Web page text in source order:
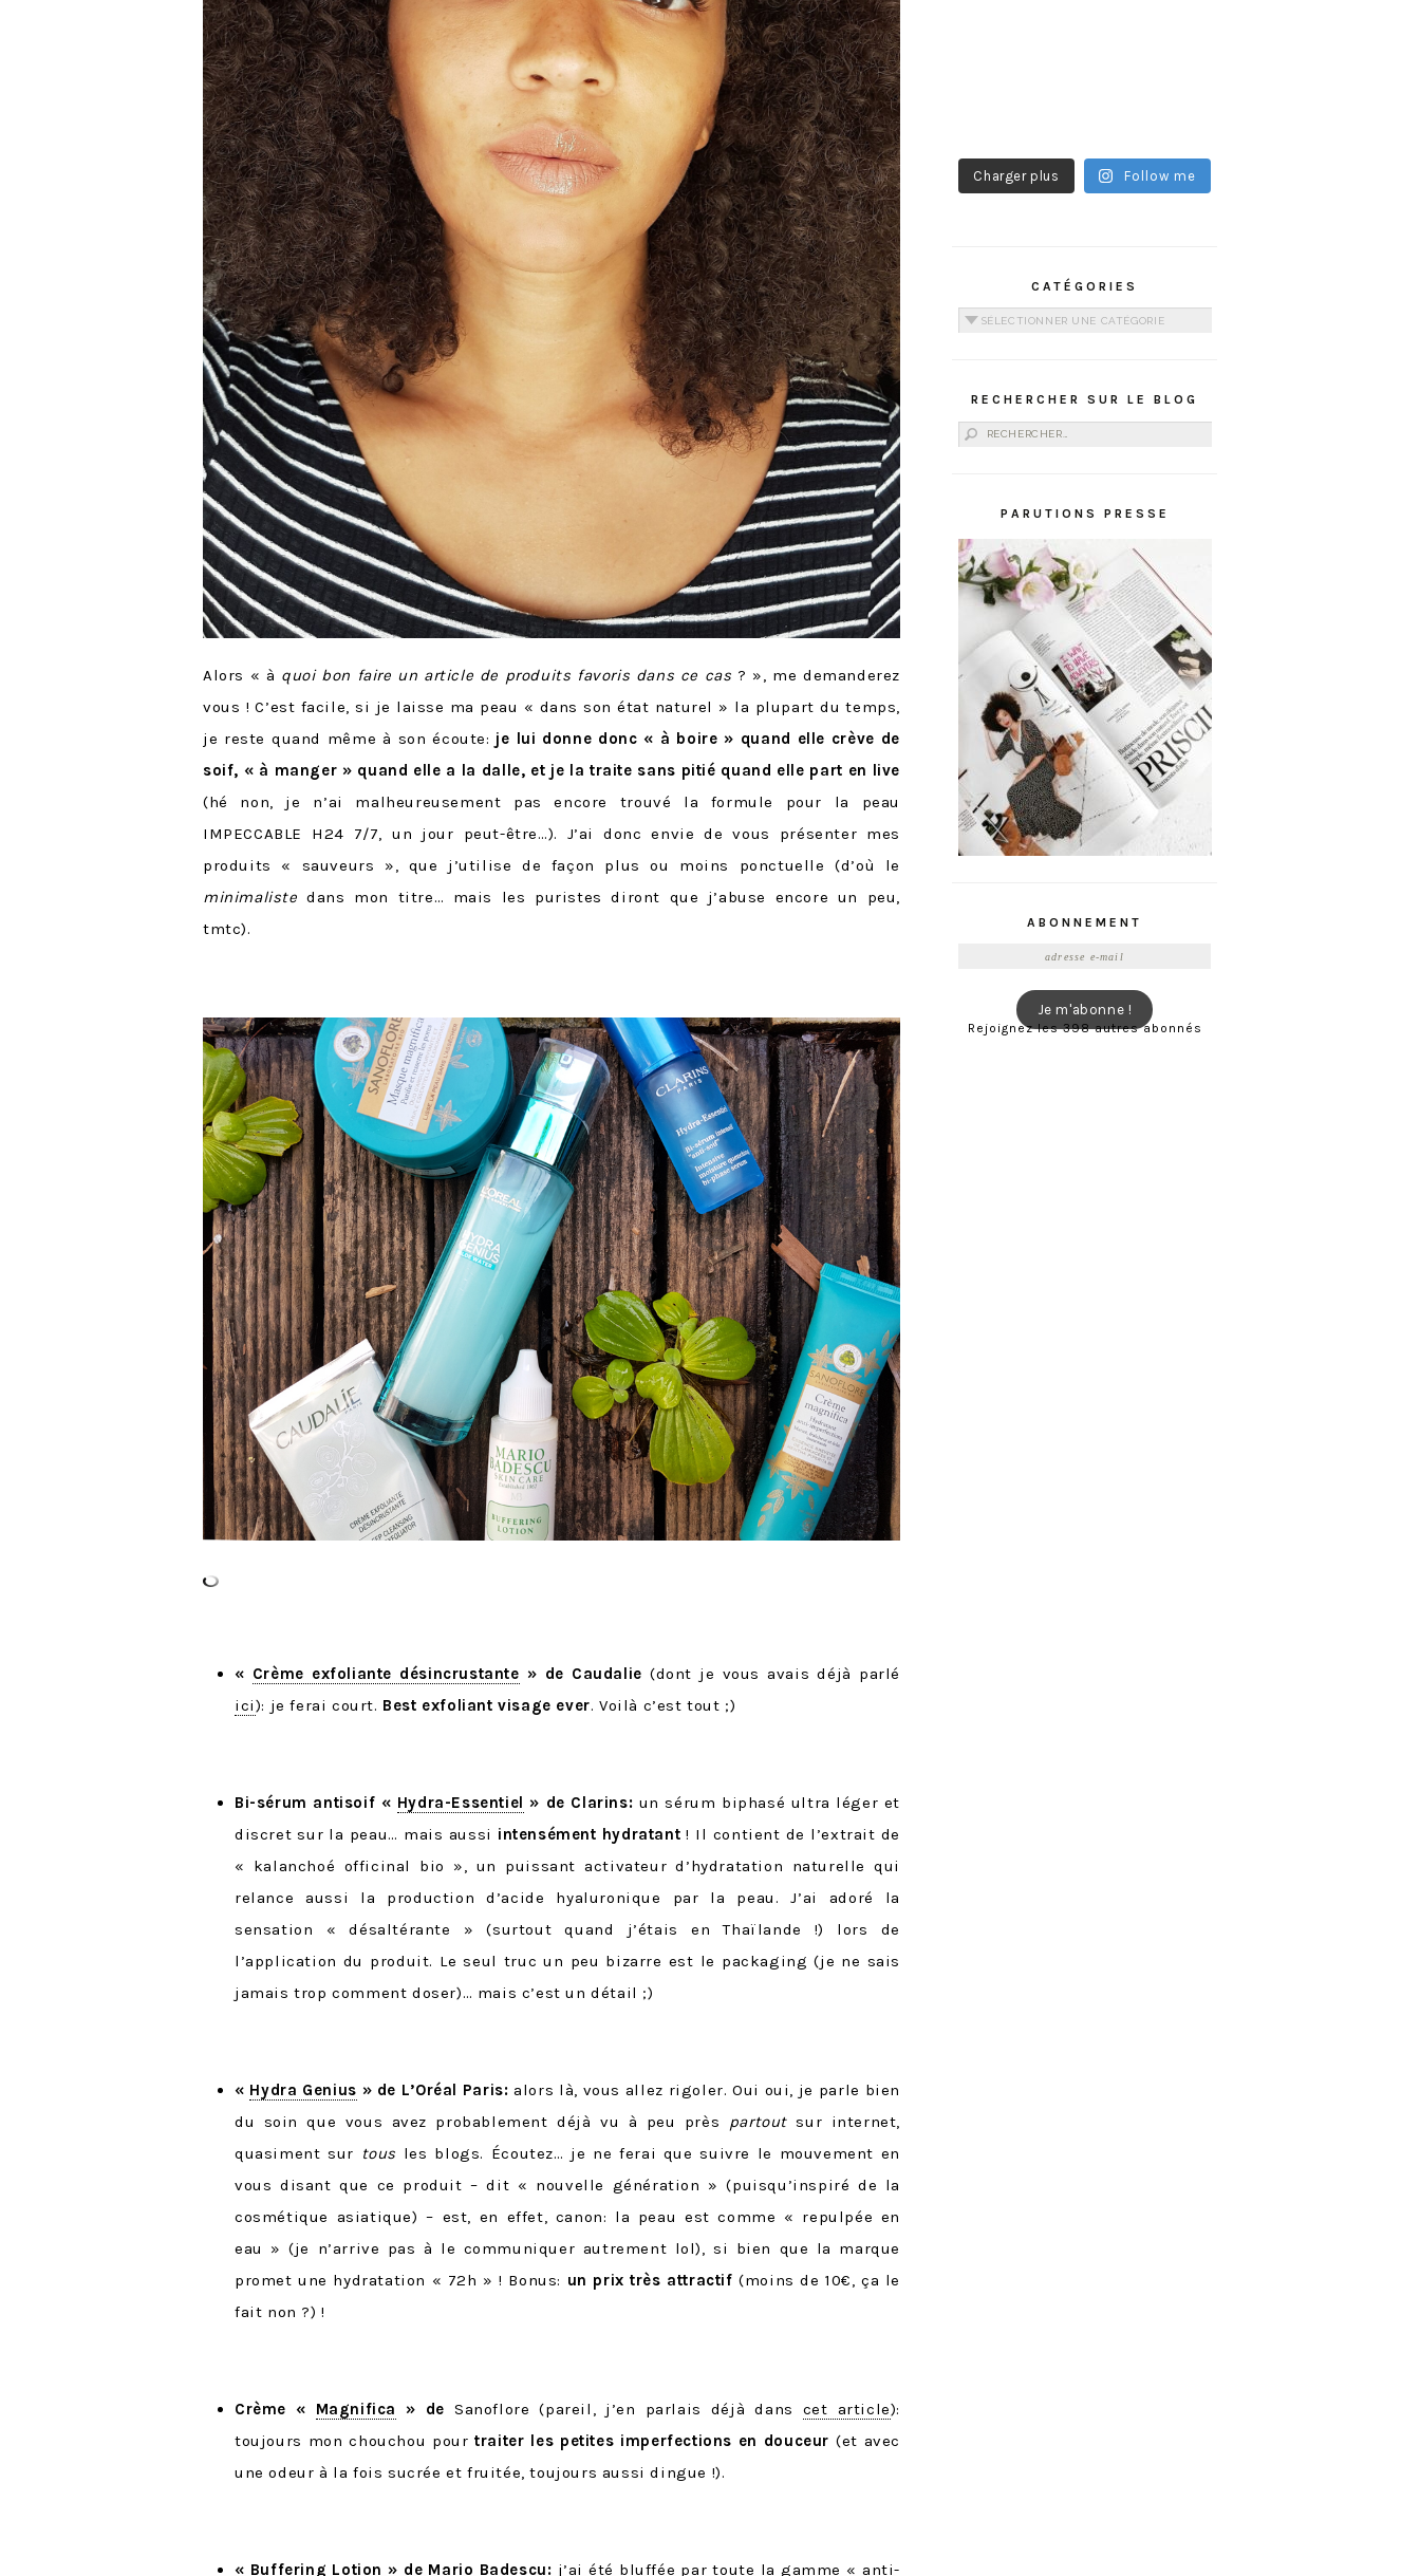
Alors « à quoi bon faire un article de produits favoris dans ce cas ? », me demanderez
vous ! C’est facile, si je laisse ma peau « dans son état naturel » la plupart du temps,
je reste quand même à son écoute: je lui donne donc « à boire » quand elle crève de
soif, « à manger » quand elle a la dalle, et je la traite sans pitié quand elle part en live
(hé non, je n’ai malheureusement pas encore trouvé la formule pour la peau
IMPECCABLE H24 7/7, un jour peut-être…). J’ai donc envie de vous présenter mes
produits « sauveurs », que j’utilise de façon plus ou moins ponctuelle (d’où le
minimaliste dans mon titre… mais les puristes diront que j’abuse encore un peu,
tmtc).
« Crème exfoliante désincrustante » de Caudalie (dont je vous avais déjà parlé
ici): je ferai court. Best exfoliant visage ever. Voilà c’est tout ;)
Bi-sérum antisoif « Hydra-Essentiel » de Clarins: un sérum biphasé ultra léger et
discret sur la peau… mais aussi intensément hydratant ! Il contient de l’extrait de
« kalanchoé officinal bio », un puissant activateur d’hydratation naturelle qui
relance aussi la production d’acide hyaluronique par la peau. J’ai adoré la
sensation « désaltérante » (surtout quand j’étais en Thaïlande !) lors de
l’application du produit. Le seul truc un peu bizarre est le packaging (je ne sais
jamais trop comment doser)… mais c’est un détail ;)
« Hydra Genius » de L’Oréal Paris: alors là, vous allez rigoler. Oui oui, je parle bien
du soin que vous avez probablement déjà vu à peu près partoutsur internet,
quasiment sur tous les blogs. Écoutez… je ne ferai que suivre le mouvement en
vous disant que ce produit – dit « nouvelle génération » (puisqu’inspiré de la
cosmétique asiatique) – est, en effet, canon: la peau est comme « repulpée en
eau » (je n’arrive pas à le communiquer autrement lol), si bien que la marque
promet une hydratation « 72h » ! Bonus: un prix très attractif (moins de 10€, ça le
fait non ?) !
Crème « Magnifica » de Sanoflore (pareil, j’en parlais déjà dans cet article):
toujours mon chouchou pourtraiter les petites imperfections en douceur (et avec
une odeur à la fois sucrée et fruitée, toujours aussi dingue !).
« Buffering Lotion » de Mario Badescu: j’ai été bluffée par toute la gamme « anti-
Charger plus Follow me
CATÉGORIES
Catégories
RECHERCHER SUR LE BLOG
Rechercher :
PARUTIONS PRESSE
ABONNEMENT
Je m'abonne !
Rejoignez les 398 autres abonnés